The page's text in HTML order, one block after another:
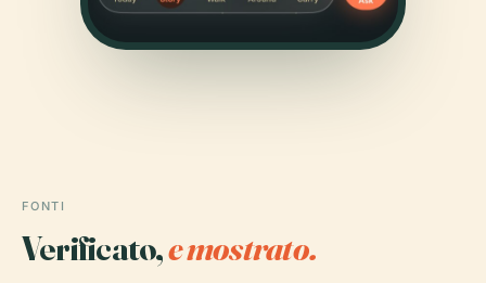
FONTI
Verificato,e mostrato.